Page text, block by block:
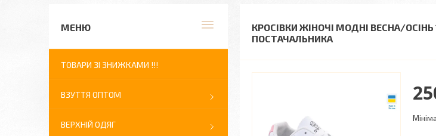
КРОСІВКИ ЖІНОЧІ МОДНІ ВЕСНА/
ПОСТАЧАЛЬНИКА
ТОВАРИ ЗІ ЗНИЖКАМИ !!!
ВЗУТТЯ ОПТОМ
ВЕРХНІЙ ОДЯГ